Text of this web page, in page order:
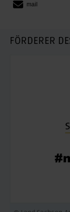
mail
FÖRDERER